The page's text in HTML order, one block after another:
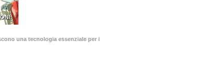
una tecnologia essenziale per i